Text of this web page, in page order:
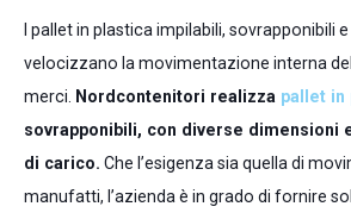
I pallet in plastica impilabili, sovrapponibili
velocizzano la movimentazione interna
merci. Nordcontenitori realizza pallet in
sovrapponibili, con diverse dimensioni
di carico. Che l’esigenza sia quella di
manufatti, l’azienda è in grado di fornire